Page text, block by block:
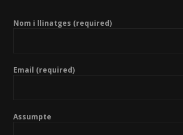
Nom i llinatges (required)
Email (required)
Assumpte